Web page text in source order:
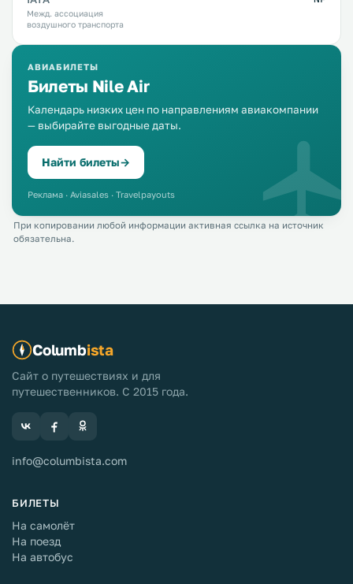
Межд. ассоциация
воздушного транспорта
АВИАБИЛЕТЫ
Билеты Nile Air
Календарь низких цен по направлениям авиакомпании
— выбирайте выгодные даты.
Найти билеты→
Реклама · Aviasales · Travelpayouts
При копировании любой информации активная ссылка на источник
обязательна.
Columbista
Сайт о путешествиях и для
путешественников. С 2015 года.
info@columbista.com
БИЛЕТЫ
На самолёт
На поезд
На автобус